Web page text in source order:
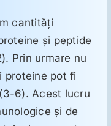
cantităţi
şi peptide
Prin urmare nu
proteine pot fi
6). Acest lucru
şi de